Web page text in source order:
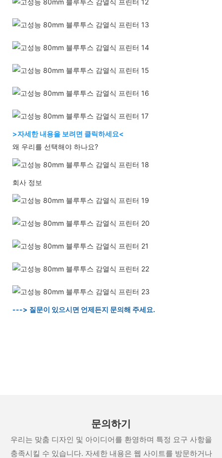
>자세한 내용을 보려면 클릭하세요<
왜 우리를 선택해야 하나요?
회사 정보
---> 질문이 있으시면 언제든지 문의해 주세요.
문의하기
우리는 맞춤 디자인 및 아이디어를 환영하며 특정 요구 사항을
충족시킬 수 있습니다. 자세한 내용은 웹 사이트를 방문하거나